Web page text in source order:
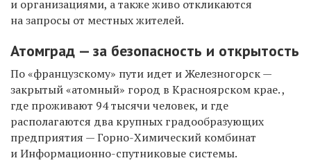
и организациями, а также живо откликаются
на запросы от местных жителей.
Атомград — за безопасность и открытость
По «французскому» пути идет и Железногорск —
закрытый «атомный» город в Красноярском крае. ,
где проживают 94 тысячи человек, и где
располагаются два крупных градообразующих
предприятия — Горно-Химический комбинат
и Информационно-спутниковые системы.